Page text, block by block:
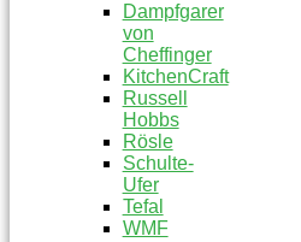
Dampfgarer
von
Cheffinger
KitchenCraft
Russell
Hobbs
Rösle
Schulte-
Ufer
Tefal
WMF